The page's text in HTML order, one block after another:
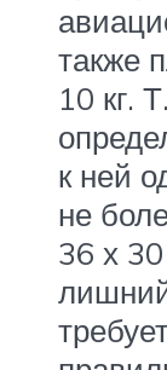
также
10 кг.
к ней
не
36 х